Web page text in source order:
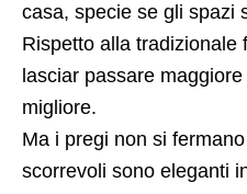
casa, specie se gli spazi
Rispetto alla tradizionale
lasciar passare
migliore.
Ma i pregi non si
scorrevoli sono eleganti